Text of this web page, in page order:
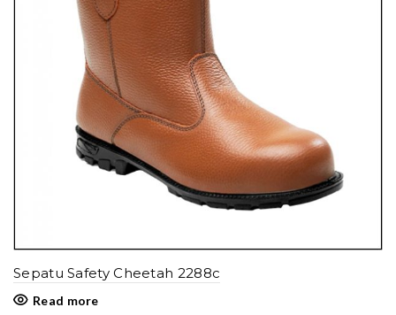
Sepatu Safety Cheetah 2288c
Read more